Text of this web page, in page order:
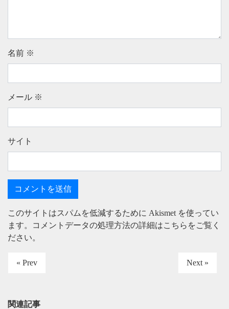
名前 ※
メール ※
サイト
このサイトはスパムを低減するために Akismet を使ってい
ます。
コメントデータの処理方法の詳細はこちらをご覧く
ださい。
« Prev Next »
関連記事